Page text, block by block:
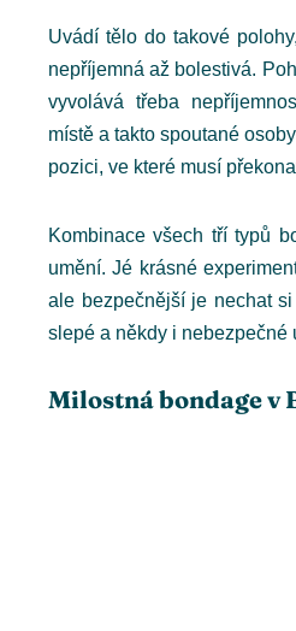
Uvádí tělo do takové
nepříjemná až bolestivá.
vyvolává třeba
místě a takto spoutané
pozici, ve které musí
Kombinace všech tří typů
umění. Jé krásné
ale bezpečnější je nechat
slepé a někdy i nebezpečné
Milostná bondage v